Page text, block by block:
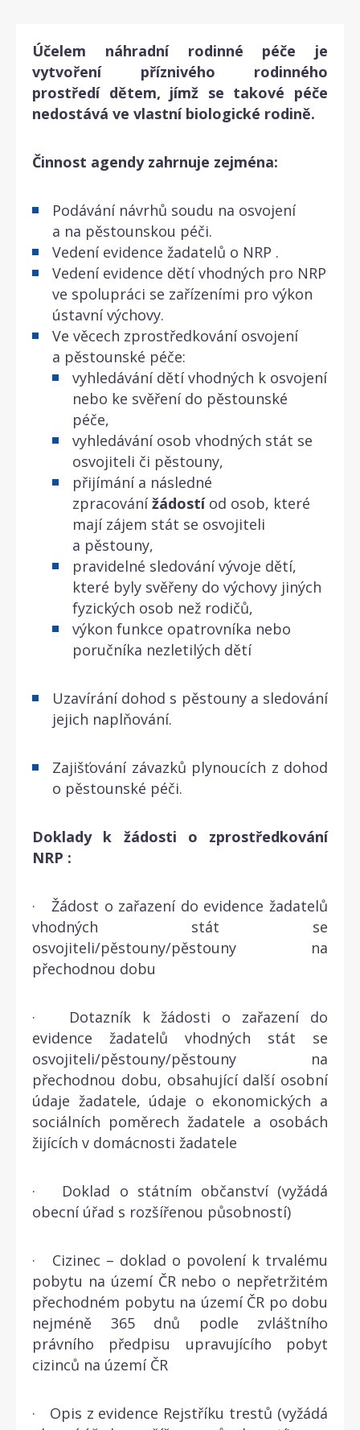
Účelem náhradní rodinné péče je
vytvoření příznivého rodinného
prostředí dětem, jímž se takové péče
nedostává ve vlastní biologické rodině.
Činnost agendy zahrnuje zejména:
Podávání návrhů soudu na osvojení
a na pěstounskou péči.
Vedení evidence žadatelů o NRP .
Vedení evidence dětí vhodných pro NRP
ve spolupráci se zařízeními pro výkon
ústavní výchovy.
Ve věcech zprostředkování osvojení
a pěstounské péče:
vyhledávání dětí vhodných k osvojení
nebo ke svěření do pěstounské
péče,
vyhledávání osob vhodných stát se
osvojiteli či pěstouny,
přijímání a následné
zpracovánížádostíod osob, které
mají zájem stát se osvojiteli
a pěstouny,
pravidelné sledování vývoje dětí,
které byly svěřeny do výchovy jiných
fyzických osob než rodičů,
výkon funkce opatrovníka nebo
poručníka nezletilých dětí
Uzavírání dohod s pěstouny a sledování
jejich naplňování.
Zajišťování závazků plynoucích z dohod
o pěstounské péči.
Doklady k žádosti o zprostředkování
NRP :
· Žádost o zařazení do evidence žadatelů
vhodných stát se
osvojiteli/pěstouny/pěstouny na
přechodnou dobu
· Dotazník k žádosti o zařazení do
evidence žadatelů vhodných stát se
osvojiteli/pěstouny/pěstouny na
přechodnou dobu, obsahující další osobní
údaje žadatele, údaje o ekonomických a
sociálních poměrech žadatele a osobách
žijících v domácnosti žadatele
· Doklad o státním občanství (vyžádá
obecní úřad s rozšířenou působností)
· Cizinec – doklad o povolení k trvalému
pobytu na území ČR nebo o nepřetržitém
přechodném pobytu na území ČR po dobu
nejméně 365 dnů podle zvláštního
právního předpisu upravujícího pobyt
cizinců na území ČR
· Opis z evidence Rejstříku trestů (vyžádá